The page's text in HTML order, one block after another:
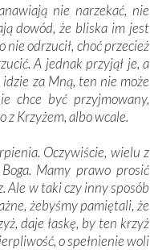
nie narzekać, nie
dowód, że bliska im jest
odrzucił, choć przecież
A jednak przyjął je, a
za Mną, ten nie może
chce być przyjmowany,
z Krzyżem, albo wcale.
Oczywiście, wielu z
Mamy prawo prosić
Ale w taki czy inny sposób
żebyśmy pamiętali, że
daje łaskę, by ten krzyż
o spełnienie woli